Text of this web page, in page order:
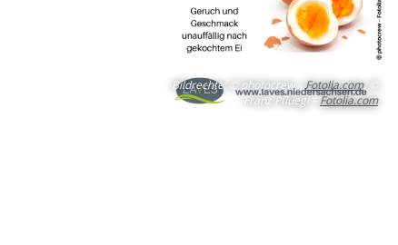
Bildrechte: © photocrew –Fotolia.com, ©
Franz Pfluegl –Fotolia.com